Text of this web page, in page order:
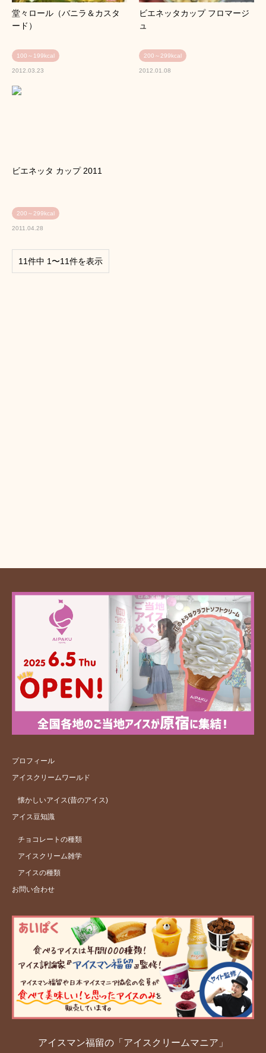
堂々ロール（バニラ＆カスタ
ード）
100～199kcal
2012.03.23
ビエネッタカップ フロマージ
ュ
200～299kcal
2012.01.08
ビエネッタ カップ 2011
200～299kcal
2011.04.28
11件中 1〜11件を表示
プロフィール
アイスクリームワールド
懐かしいアイス(昔のアイス)
アイス豆知識
チョコレートの種類
アイスクリーム雑学
アイスの種類
お問い合わせ
アイスマン福留の「アイスクリームマニア」